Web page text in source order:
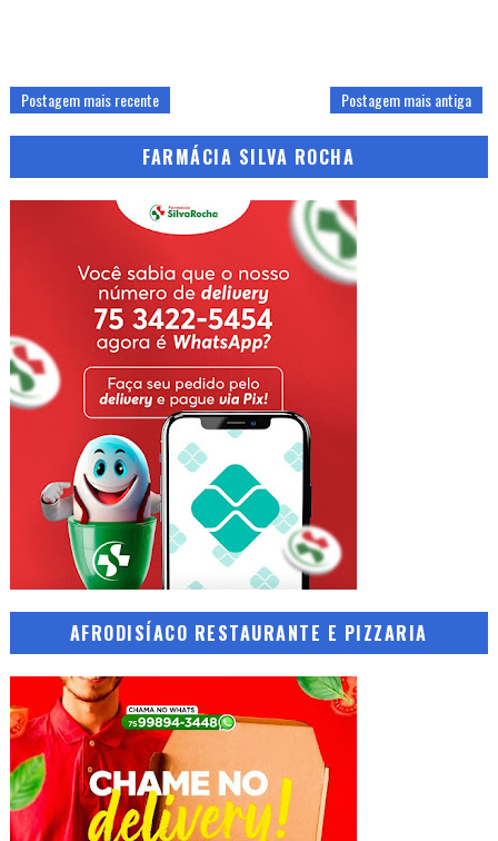
Postagem mais recente Postagem mais antiga
FARMÁCIA SILVA ROCHA
AFRODISÍACO RESTAURANTE E PIZZARIA